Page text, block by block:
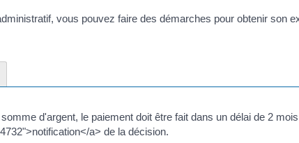
vous pouvez faire des démarches pour obtenir son
d'argent, le paiement doit être fait dans un délai de 2
a> de la décision.